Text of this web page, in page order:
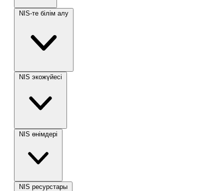
NIS-те білім алу
NIS экожүйесі
NIS өнімдері
NIS ресурстары